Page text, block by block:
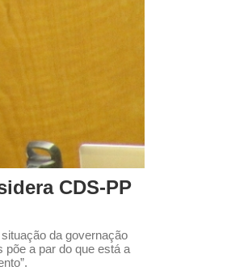
CDS-PP
da governação
põe a par do que está a